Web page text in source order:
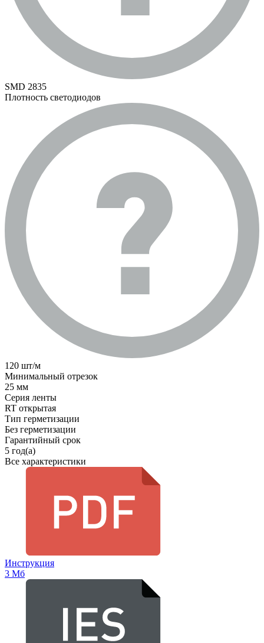
SMD 2835
Плотность светодиодов
120 шт/м
Минимальный отрезок
25 мм
Серия ленты
RT открытая
Тип герметизации
Без герметизации
Гарантийный срок
5 год(а)
Все характеристики
Инструкция
3 Мб